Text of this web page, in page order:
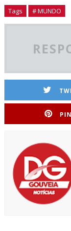
Tags # MUNDO